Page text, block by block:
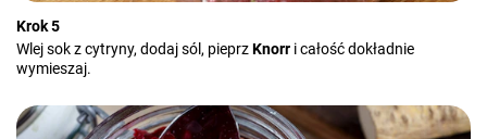
Krok 5
Wlej sok z cytryny, dodaj sól, pieprzKnorr i całość dokładnie
wymieszaj.